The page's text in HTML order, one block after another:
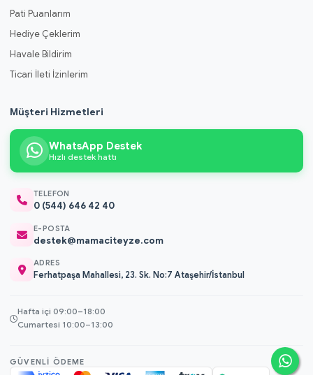
Pati Puanlarım
Hediye Çeklerim
Havale Bildirim
Ticari İleti İzinlerim
Müşteri Hizmetleri
WhatsApp Destek
Hızlı destek hattı
TELEFON
0 (544) 646 42 40
E-POSTA
destek@mamaciteyze.com
ADRES
Ferhatpaşa Mahallesi, 23. Sk. No:7 Ataşehir/İstanbul
Hafta içi 09:00–18:00
Cumartesi 10:00–13:00
GÜVENLI ÖDEME